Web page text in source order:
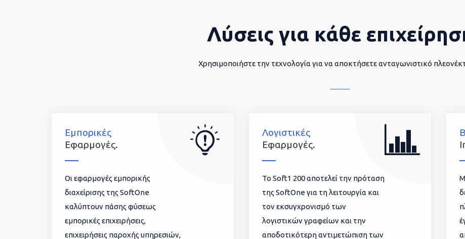
Λύσεις για κάθε
Χρησιμοποιήστε την τεχνολογία για να αποκτήσετε ανταγωνιστικό
Εμπορικές
Εφαρμογές.
Οι εφαρμογές εμπορικής
διαχείρισης της SoftOne
καλύπτουν πάσης φύσεως
εμπορικές επιχειρήσεις,
επιχειρήσεις παροχής υπηρεσιών,
Λογιστικές
Εφαρμογές.
To Soft1 200 αποτελεί την πρόταση
της SoftOne για τη λειτουργία και
τον εκσυγχρονισμό των
λογιστικών γραφείων και την
αποδοτικότερη αντιμετώπιση των